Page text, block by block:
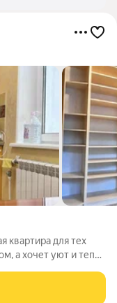
квартира для тех
а хочет уют и тепло
дружной семьи со